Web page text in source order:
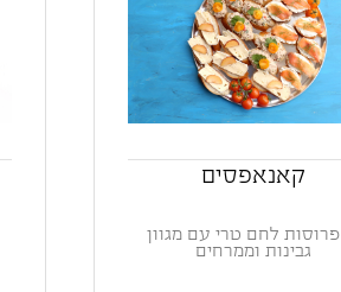
קאנאפסים
20 פרוסות לחם טרי עם מגוון
גבינות וממרחים